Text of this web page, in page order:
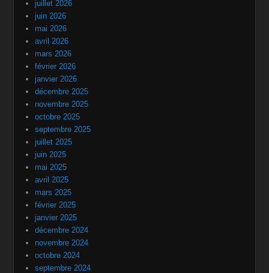
juillet 2026
juin 2026
mai 2026
avril 2026
mars 2026
février 2026
janvier 2026
décembre 2025
novembre 2025
octobre 2025
septembre 2025
juillet 2025
juin 2025
mai 2025
avril 2025
mars 2025
février 2025
janvier 2025
décembre 2024
novembre 2024
octobre 2024
septembre 2024